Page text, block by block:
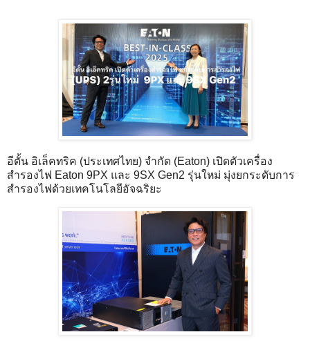
อีตั้น อิเล็คทริค (ประเทศไทย) จำกัด (Eaton) เปิดตัวเครื่อง
สำรองไฟ Eaton 9PX และ 9SX Gen2 รุ่นใหม่ มุ่งยกระดับการ
สำรองไฟด้วยเทคโนโลยีอัจฉริยะ